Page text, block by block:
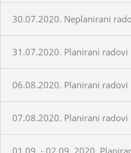
30.07.2020. Neplanirani
31.07.2020. Planirani
06.08.2020. Planirani
07.08.2020. Planirani
01.09. - 02.09. 2020.